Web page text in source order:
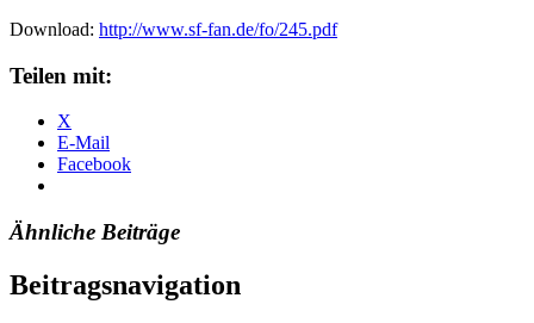
Download: http://www.sf-fan.de/fo/245.pdf
Teilen mit:
X
E-Mail
Facebook
Ähnliche Beiträge
Beitragsnavigation